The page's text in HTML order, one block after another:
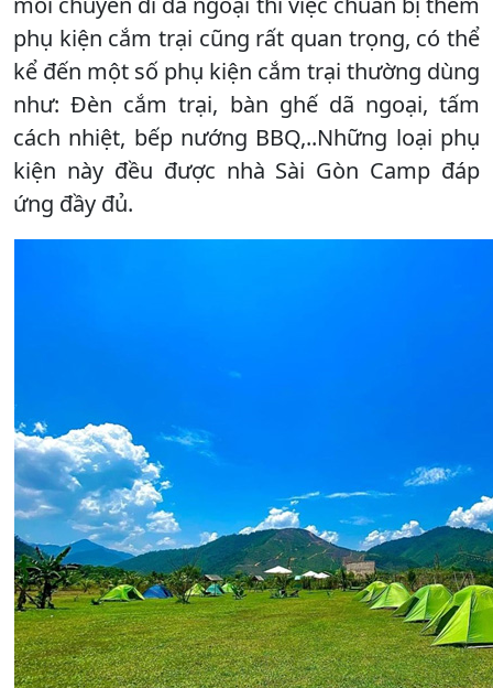
phụ kiện cắm trại cũng rất quan trọng, có thể
kể đến một số phụ kiện cắm trại thường dùng
như: Đèn cắm trại, bàn ghế dã ngoại, tấm
cách nhiệt, bếp nướng BBQ,..Những loại phụ
kiện này đều được nhà Sài Gòn Camp đáp
ứng đầy đủ.